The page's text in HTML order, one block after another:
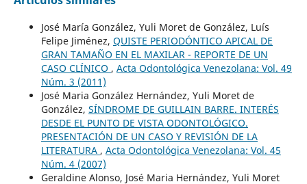
José María González, Yuli Moret de González, Luís
Felipe Jiménez, QUISTE PERIODÓNTICO APICAL DE
GRAN TAMAÑO EN EL MAXILAR - REPORTE DE UN
CASO CLÍNICO , Acta Odontológica Venezolana: Vol. 49
Núm. 3 (2011)
José Maria González Hernández, Yuli Moret de
González, SÍNDROME DE GUILLAIN BARRE. INTERÉS
DESDE EL PUNTO DE VISTA ODONTOLÓGICO.
PRESENTACIÓN DE UN CASO Y REVISIÓN DE LA
LITERATURA , Acta Odontológica Venezolana: Vol. 45
Núm. 4 (2007)
Geraldine Alonso, José Maria Hernández, Yuli Moret